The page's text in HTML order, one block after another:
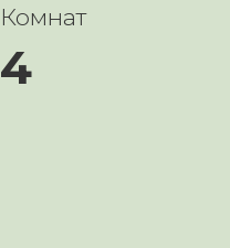
Комнат
4